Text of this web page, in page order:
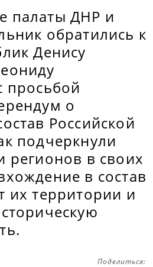
палаты ДНР и
обратились к
Денису
просьбой
о
Российской
подчеркнули
регионов в своих
в состав
их территории и
Поделиться: